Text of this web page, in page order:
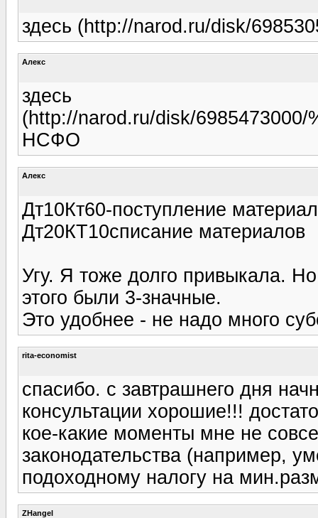
здесь (http://narod.ru/disk/
Алекс
здесь
(http://narod.ru/disk/
НСФО
Алекс
Дт10Кт60-поступление
Дт20КТ10списание материалов
Угу. Я тоже долго привыкала.
этого были 3-значные.
Это удобнее - не надо много
rita-economist
спасибо. с завтрашнего дня
консультации хорошие!!!
кое-какие моменты мне не
законодательства (например,
подоходному налогу на
ZHangel